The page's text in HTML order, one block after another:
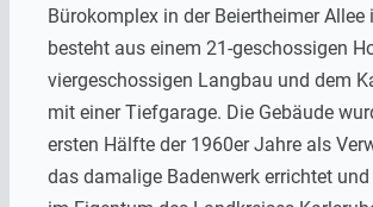
Bürokomplex in der Beiertheimer Allee
besteht aus einem 21-geschossigen
viergeschossigen Langbau und dem
mit einer Tiefgarage. Die Gebäude
ersten Hälfte der 1960er Jahre als
das damalige Badenwerk errichtet